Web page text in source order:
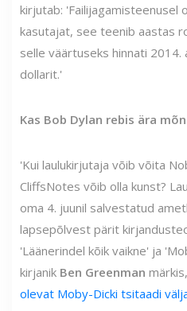
kirjutab: 'Failijagamisteenusel
kasutajat, see teenib aastas
selle väärtuseks hinnati
dollarit.'
Kas Bob Dylan rebis ära
'Kui laulukirjutaja võib võita
CliffsNotes võib olla kunst?
oma 4. juunil salvestatud
lapsepõlvest pärit
'Läänerindel kõik vaikne' ja
kirjanik Ben Greenman
olevat Moby-Dicki tsitaadi